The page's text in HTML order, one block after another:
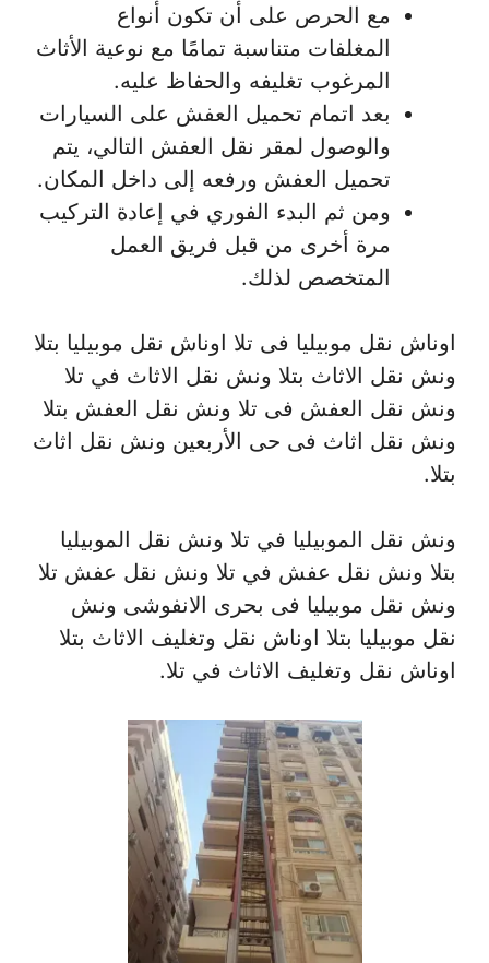
مع الحرص على أن تكون أنواع
المغلفات متناسبة تمامًا مع نوعية الأثاث
المرغوب تغليفه والحفاظ عليه.
بعد اتمام تحميل العفش على السيارات
والوصول لمقر نقل العفش التالي، يتم
تحميل العفش ورفعه إلى داخل المكان.
ومن ثم البدء الفوري في إعادة التركيب
مرة أخرى من قبل فريق العمل
المتخصص لذلك.
اوناش نقل موبيليا فى تلا اوناش نقل موبيليا بتلا
ونش نقل الاثاث بتلا ونش نقل الاثاث في تلا
ونش نقل العفش فى تلا ونش نقل العفش بتلا
ونش نقل اثاث فى حى الأربعين ونش نقل اثاث
بتلا.
ونش نقل الموبيليا في تلا ونش نقل الموبيليا
بتلا ونش نقل عفش في تلا ونش نقل عفش تلا
ونش نقل موبيليا فى بحرى الانفوشى ونش
نقل موبيليا بتلا اوناش نقل وتغليف الاثاث بتلا
اوناش نقل وتغليف الاثاث في تلا.